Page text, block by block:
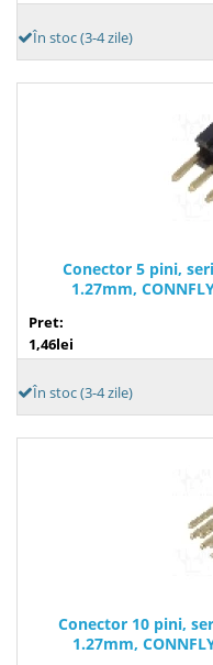
În stoc (3-4 zile)
Conector 5 pini,
1.27mm,
Pret:
1,46lei
În stoc (3-4 zile)
Conector 10 pini,
1.27mm,